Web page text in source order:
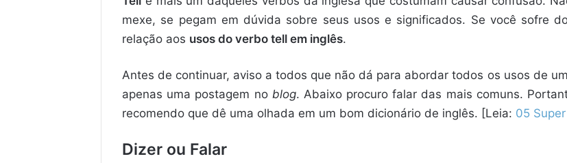
mexe, se pegam em dúvida sobre seus usos e significados. Se você sofre
relação aos usos do verbo tell em inglês.
Antes de continuar, aviso a todos que não dá para abordar todos os usos de
apenas uma postagem no blog. Abaixo procuro falar das mais comuns.
recomendo que dê uma olhada em um bom dicionário de inglês. [Leia: 05
Dizer ou Falar